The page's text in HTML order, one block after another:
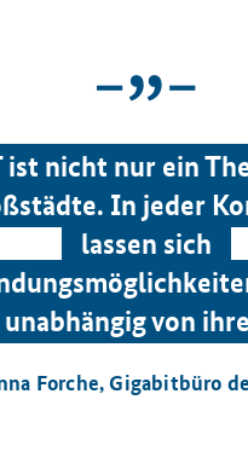
ist nicht nur ein
In jeder
lassen sich
unabhängig von
Forche, Gigabitbüro